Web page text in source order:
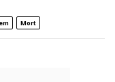
Mort